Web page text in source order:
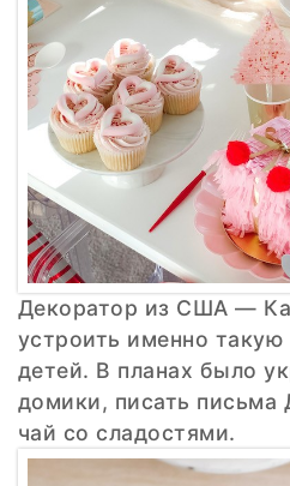
Декоратор из США —
устроить именно такую
детей. В планах было
домики, писать письма
чай со сладостями.